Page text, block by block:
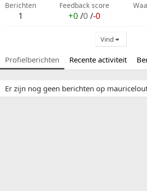
Berichten
1
Feedback score
+0 /0 /-0
Vind
Profielberichten Recente activiteit
Er zijn nog geen berichten op